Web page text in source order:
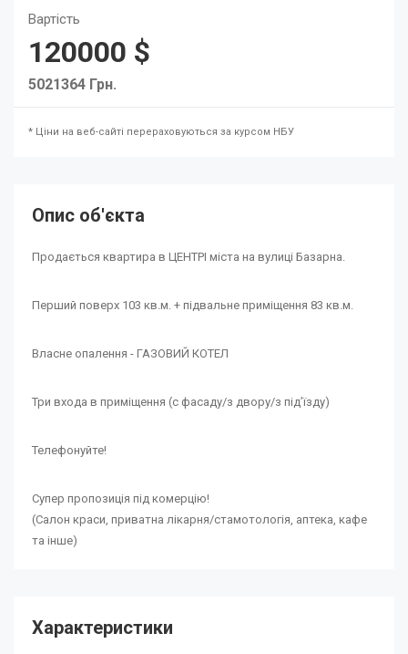
Вартість
120000 $
5021364 Грн.
* Ціни на веб-сайті перераховуються за курсом НБУ
Опис об'єкта
Продається квартира в ЦЕНТРІ міста на вулиці Базарна.
Перший поверх 103 кв.м. + підвальне приміщення 83 кв.м.
Власне опалення - ГАЗОВИЙ КОТЕЛ
Три входа в приміщення (с фасаду/з двору/з підʼїзду)
Телефонуйте!
Супер пропозиція під комерцію!
(Салон краси, приватна лікарня/стамотологія, аптека, кафе
та інше)
Характеристики